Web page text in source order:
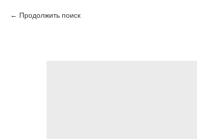
Продолжить поиск